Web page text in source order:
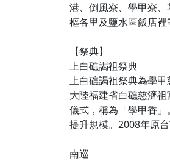
港、倒風寮、學甲寮
樞各里及鹽水區飯店裡
【祭典】
上白礁謁祖祭典
上白礁謁祖祭典為學
大陸福建省白礁慈濟
儀式，稱為「學甲香
提升規模。2008年原
南巡